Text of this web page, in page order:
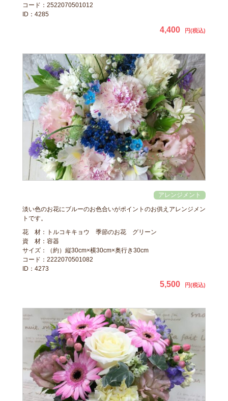
コード：2522070501012
ID：4285
4,400 円(税込)
淡い色のお花にブルーのお色合いがポイントのお供えアレンジメン
トです。
花 材：トルコキキョウ 季節のお花 グリーン
資 材：容器
サイズ：（約）縦30cm×横30cm×奥行き30cm
コード：2222070501082
ID：4273
5,500 円(税込)